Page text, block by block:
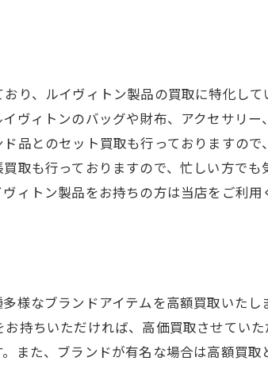
り、ルイヴィトン製品の買取に特化し
ヴィトンのバッグや財布、アクセサリ
品とのセット買取も行っておりますの
取も行っておりますので、忙しい方で
ィトン製品をお持ちの方は当店をご利用
様なブランドアイテムを高額買取いた
持ちいただければ、高価買取させてい
また、ブランドが有名な場合は高額買